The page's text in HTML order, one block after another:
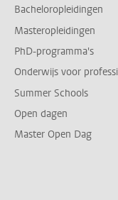
Bacheloropleidingen
Masteropleidingen
PhD-programma's
Onderwijs voor
Summer Schools
Open dagen
Master Open Dag